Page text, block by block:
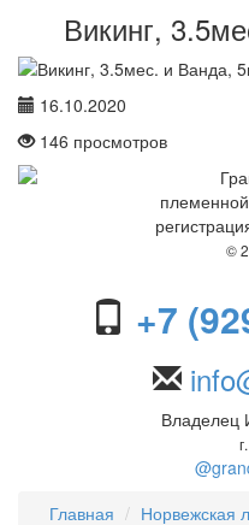
Викинг,
16.10.2020
146 просмотров
©
+7
Владелец
Главная
Норвежская